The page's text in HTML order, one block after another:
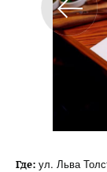
Где: ул. Льва